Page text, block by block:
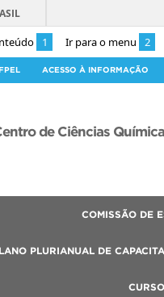
1 Ir para o menu 2
ACESSO À INFORMAÇÃO
de Ciências
COMISSÃO DE
PLURIANUAL DE